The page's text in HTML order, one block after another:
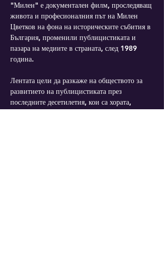
"Милен" е документален филм, проследяващ
живота и професионалния път на Милен
Цветков на фона на историческите събития в
България, променили публицистиката и
пазара на медиите в страната, след 1989
година.
Лентата цели да разкаже на обществото за
развитието на публицистиката през
последните десетилетия, кои са хората,